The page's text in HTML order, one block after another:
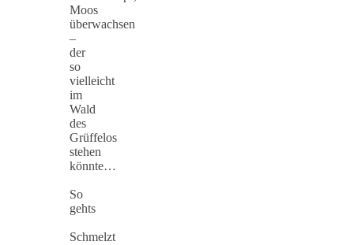
Moos
überwachsen
–
der
so
vielleicht
im
Wald
des
Grüffelos
stehen
könnte…
So
gehts
Schmelzt